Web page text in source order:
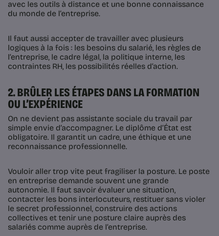
avec les outils à distance et une bonne connaissance
du monde de l’entreprise.
Il faut aussi accepter de travailler avec plusieurs
logiques à la fois : les besoins du salarié, les règles de
l’entreprise, le cadre légal, la politique interne, les
contraintes RH, les possibilités réelles d’action.
2. BRÛLER LES ÉTAPES DANS LA FORMATION
OU L’EXPÉRIENCE
On ne devient pas assistante sociale du travail par
simple envie d’accompagner. Le diplôme d’État est
obligatoire. Il garantit un cadre, une éthique et une
reconnaissance professionnelle.
Vouloir aller trop vite peut fragiliser la posture. Le poste
en entreprise demande souvent une grande
autonomie. Il faut savoir évaluer une situation,
contacter les bons interlocuteurs, restituer sans violer
le secret professionnel, construire des actions
collectives et tenir une posture claire auprès des
salariés comme auprès de l’entreprise.